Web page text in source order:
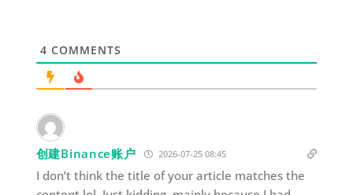
4 COMMENTS
创建Binance账户 2026-07-25 08:45
I don’t think the title of your article matches the